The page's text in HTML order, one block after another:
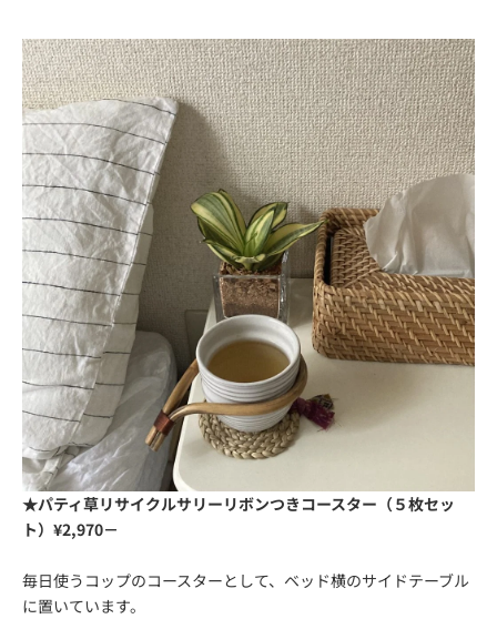
★パティ草リサイクルサリーリボンつきコースター（５枚セッ
ト）¥2,970－
毎日使うコップのコースターとして、ベッド横のサイドテーブル
に置いています。